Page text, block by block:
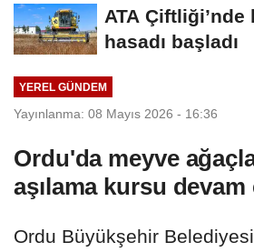
ATA
hasadı başladı
YEREL GÜNDEM
Yayınlanma: 08 Mayıs 2026 - 16:36
Ordu'da meyve
aşılama kursu
Ordu Büyükşehir